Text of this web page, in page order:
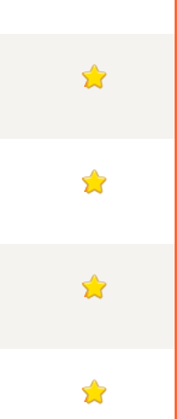
7
7
7
7